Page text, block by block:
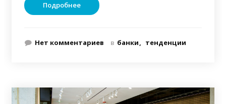
Подробнее
Нет комментариев в банки тенденции